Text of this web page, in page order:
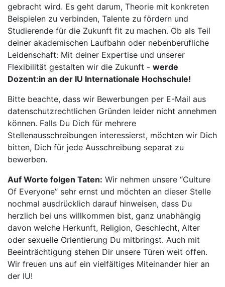
gebracht wird. Es geht darum, Theorie mit konkreten
Beispielen zu verbinden, Talente zu fördern und
Studierende für die Zukunft fit zu machen. Ob als Teil
deiner akademischen Laufbahn oder nebenberufliche
Leidenschaft: Mit deiner Expertise und unserer
Flexibilität gestalten wir die Zukunft - werde
Dozent:in an der IU Internationale Hochschule!
Bitte beachte, dass wir Bewerbungen per E-Mail aus
datenschutzrechtlichen Gründen leider nicht annehmen
können. Falls Du Dich für mehrere
Stellenausschreibungen interessierst, möchten wir Dich
bitten, Dich für jede Ausschreibung separat zu
bewerben.
Auf Worte folgen Taten: Wir nehmen unsere “Culture
Of Everyone” sehr ernst und möchten an dieser Stelle
nochmal ausdrücklich darauf hinweisen, dass Du
herzlich bei uns willkommen bist, ganz unabhängig
davon welche Herkunft, Religion, Geschlecht, Alter
oder sexuelle Orientierung Du mitbringst. Auch mit
Beeinträchtigung stehen Dir unsere Türen weit offen.
Wir freuen uns auf ein vielfältiges Miteinander hier an
der IU!